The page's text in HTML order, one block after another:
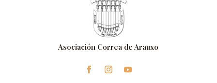
Asociación Correa de Arauxo